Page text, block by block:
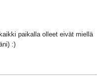
paikalla olleet eivät miellä
:)